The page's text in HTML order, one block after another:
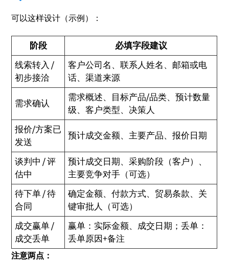
可以这样设计（示例）：
阶段
必填字段建议
线索转入 /
初步接洽
客户公司名、联系人姓名、邮箱或电
话、渠道来源
需求确认
需求概述、目标产品/品类、预计数量
级、客户类型、决策人
报价/方案已
发送
预计成交金额、主要产品、报价日期
谈判中 / 评
估中
预计成交日期、采购阶段（客户）、
主要竞争对手（可选）
待下单 / 待
合同
确定金额、付款方式、贸易条款、关
键审批人（可选）
成交赢单 /
成交丢单
赢单：实际金额、成交日期；丢单：
丢单原因+备注
注意两点：